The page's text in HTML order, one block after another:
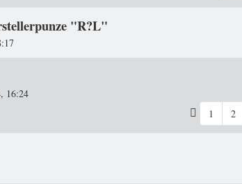
"R?L"
16:24
1
2